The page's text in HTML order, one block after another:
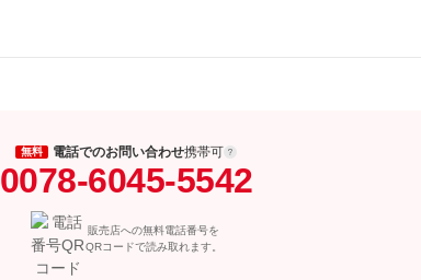
無料 電話でのお問い合わせ携帯可
0078-6045-5542
販売店への無料電話番号を
QRコードで読み取れます。